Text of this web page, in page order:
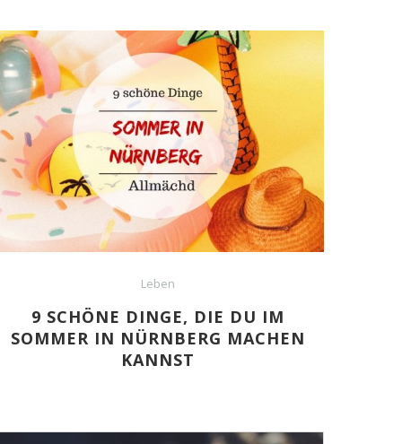
Leben
9 SCHÖNE DINGE, DIE DU IM
SOMMER IN NÜRNBERG MACHEN
KANNST